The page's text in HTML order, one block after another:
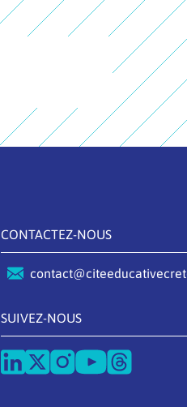
CONTACTEZ-NOUS
SUIVEZ-NOUS